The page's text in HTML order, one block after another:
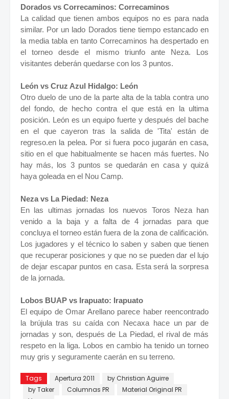
Dorados vs Correcaminos: Correcaminos
La calidad que tienen ambos equipos no es para nada
similar. Por un lado Dorados tiene tiempo estancado en
la media tabla en tanto Correcaminos ha despertado en
el torneo desde el mismo triunfo ante Neza. Los
visitantes deberán quedarse con los 3 puntos.
León vs Cruz Azul Hidalgo: León
Otro duelo de uno de la parte alta de la tabla contra uno
del fondo, de hecho contra el que está en la ultima
posición. León es un equipo fuerte y después del bache
en el que cayeron tras la salida de 'Tita' están de
regreso.en la pelea. Por si fuera poco jugarán en casa,
sitio en el que habitualmente se hacen más fuertes. No
hay más, los 3 puntos se quedarán en casa y quizá
haya goleada en el Nou Camp.
Neza vs La Piedad: Neza
En las ultimas jornadas los nuevos Toros Neza han
venido a la baja y a falta de 4 jornadas para que
concluya el torneo están fuera de la zona de calificación.
Los jugadores y el técnico lo saben y saben que tienen
que recuperar posiciones y que no se pueden dar el lujo
de dejar escapar puntos en casa. Esta será la sorpresa
de la jornada.
Lobos BUAP vs Irapuato: Irapuato
El equipo de Omar Arellano parece haber reencontrado
la brújula tras su caída con Necaxa hace un par de
jornadas y son, después de La Piedad, el rival de más
respeto en la liga. Lobos en cambio ha tenido un torneo
muy gris y seguramente caerán en su terreno.
Tags Apertura 2011
by Christian Aguirre
by Taker
Columnas PR
Material Original PR